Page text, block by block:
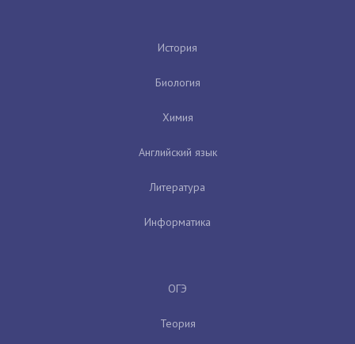
История
Биология
Химия
Английский язык
Литература
Информатика
ОГЭ
Теория